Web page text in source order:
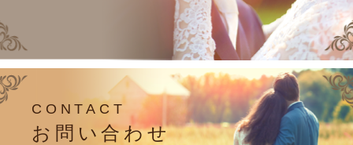
CONTACT
お問い合わせ